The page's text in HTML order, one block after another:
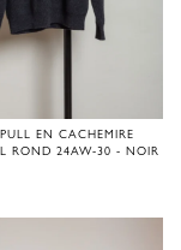
EN CACHEMIRE
ROND 24AW-30 - NOIR